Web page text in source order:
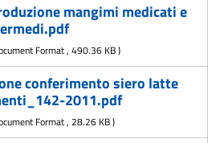
mangimi medicati e
Format, 490.36 KB)
conferimento siero latte
2011.pdf
Format, 28.26 KB)